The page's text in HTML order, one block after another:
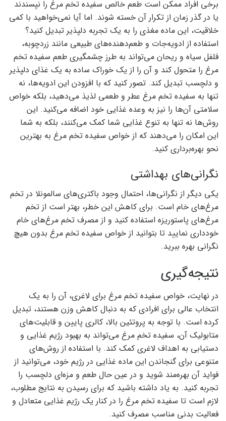
برخی افراد ممکن است طعم خالص سفیده تخم مرغ را نپسندند
یا در گذر زمان از تکرار آن خسته شوند. اما آیا نمی‌خواهید با کمی
خلاقیت، این ماده مغذی را به یک تجربه دلپذیر تبدیل کنید؟
استفاده از ادویه‌جات و طعم‌دهنده‌های طبیعی مانند زردچوبه،
فلفل سیاه و ریحان می‌تواند به طرز چشمگیری طعم سفیده تخم
مرغ را متحول کند و آن را از یک خوراک ساده به یک غذای دلپذیر
و دلچسب تبدیل کند. تصور کنید که با افزودن این ادویه‌ها، نه
تنها به سفیده تخم مرغ عطر و طعمی لذیذ می‌دهید، بلکه خواص
سلامتی آن‌ها را نیز به وعده غذایی خود اضافه می‌کنید. این
روش‌ها نه تنها به تنوع غذایی شما کمک می‌کنند، بلکه به شما
این امکان را می‌دهند که از خواص سفیده تخم مرغ به بهترین
نحو بهره‌برداری کنید.
نگرانی‌های بهداشتی
یکی دیگر از نگرانی‌ها، احتمال وجود باکتری‌های سالمونلا در تخم
مرغ‌های خام است. برای کاهش این خطر، بهتر است از تخم
مرغ‌های پاستوریزه استفاده کنید و از مصرف تخم مرغ‌های خام
خودداری نمایید تا بتوانید از خواص سفیده تخم مرغ بدون هیچ
نگرانی بهره‌ ببرید.
نتیجه‌گیری
در نهایت، خواص سفیده تخم مرغ برای لاغری، آن را به یک
انتخاب عالی برای افرادی که به دنبال کاهش وزن هستند، تبدیل
کرده است. با توجه به پروتئین بالا، کالری پایین و قابلیت‌های
متابولیک آن، سفیده تخم مرغ می‌تواند به بهبود رژیم غذایی و
دستیابی به اهداف لاغری کمک کند. با استفاده از روش‌های
متنوعی برای گنجاندن این ماده غذایی در رژیم خود، می‌توانید از
فواید آن بهره‌مند شوید و در عین حال طعم و مزه‌ای دلچسب را
تجربه کنید. به یاد داشته باشید که برای رسیدن به نتایج مطلوب،
لازم است تا سفیده تخم مرغ را در کنار یک رژیم غذایی متعادل و
فعالیت بدنی مناسب مصرف کنید.